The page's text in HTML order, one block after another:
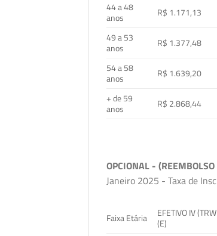
44 a 48
anos
R$ 1.171,13
49 a 53
anos
R$ 1.377,48
54 a 58
anos
R$ 1.639,20
+ de 59
anos
R$ 2.868,44
OPCIONAL -
Janeiro 2025 - Taxa de
Faixa Etária
EFETIVO IV
(E)